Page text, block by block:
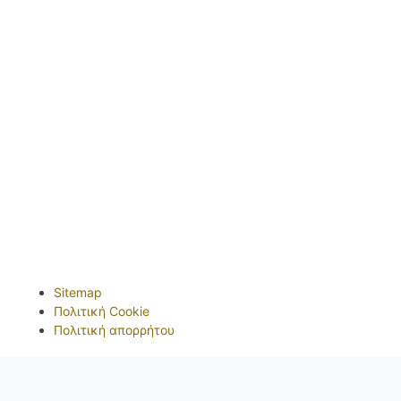
Sitemap
Πολιτική Cookie
Πολιτική απορρήτου